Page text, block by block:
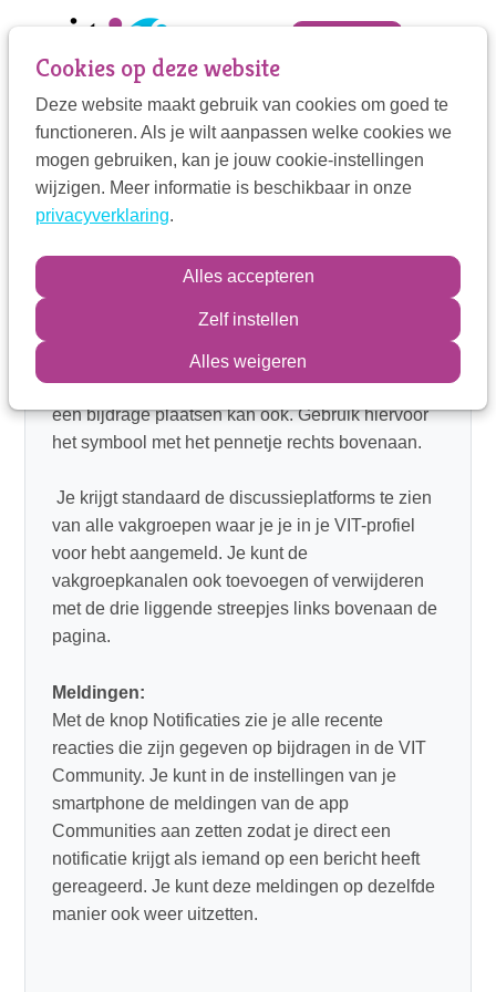
Cookies op deze website
Deze website maakt gebruik van cookies om goed te
functioneren. Als je wilt aanpassen welke cookies we
mogen gebruiken, kan je jouw cookie-instellingen
wijzigen. Meer informatie is beschikbaar in onze
privacyverklaring.
Alles accepteren
Zelf instellen
Alles weigeren
Jump
to
navigation
Jump
to
main
Praat mee in de VIT Community
Discussie:
Deze Community-app geeft je snel toegang tot de
de andere VIT-groepen waar je interesse voor
Community’s, onderaan deze pagina. Door op de
samenvatting te klikken lees je het hele bericht.
Je kunt er dan ook meteen zelf op reageren. Zelf
een bijdrage plaatsen kan ook. Gebruik hiervoor
het symbool met het pennetje rechts bovenaan.
Je krijgt standaard de discussieplatforms te zien
van alle vakgroepen waar je je in je VIT-profiel
voor hebt aangemeld. Je kunt de
vakgroepkanalen ook toevoegen of verwijderen
met de drie liggende streepjes links bovenaan de
pagina.
Meldingen:
Met de knop Notificaties zie je alle recente
reacties die zijn gegeven op bijdragen in de VIT
Community. Je kunt in de instellingen van je
smartphone de meldingen van de app
Communities aan zetten zodat je direct een
notificatie krijgt als iemand op een bericht heeft
gereageerd. Je kunt deze meldingen op dezelfde
manier ook weer uitzetten.
Mijn VIT
Contactpersoon
Zoek
Inloggen